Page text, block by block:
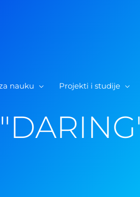
nauku Projekti i studije